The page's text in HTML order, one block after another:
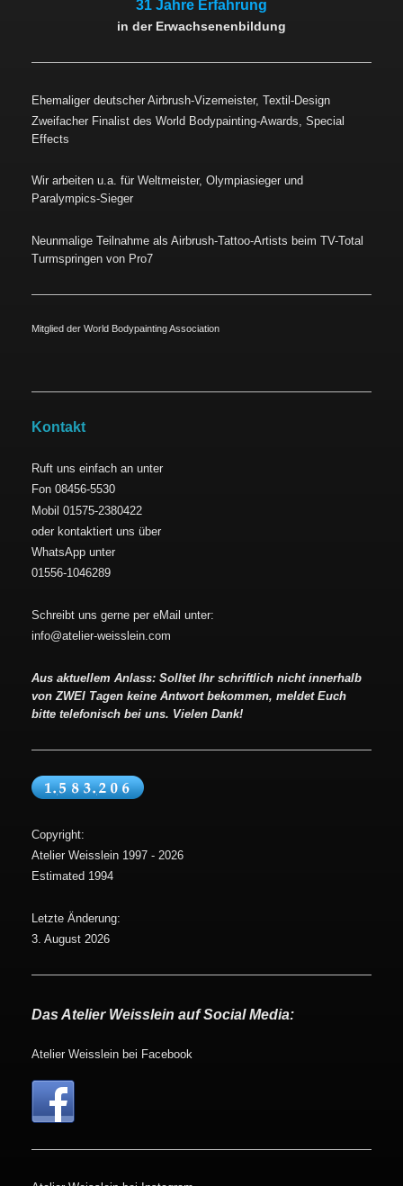
31 Jahre Erfahrung
in der Erwachsenenbildung
Ehemaliger deutscher Airbrush-Vizemeister, Textil-Design
Zweifacher Finalist des World Bodypainting-Awards, Special
Effects
Wir arbeiten u.a. für Weltmeister, Olympiasieger und
Paralympics-Sieger
Neunmalige Teilnahme als Airbrush-Tattoo-Artists beim TV-Total
Turmspringen von Pro7
Mitglied der World Bodypainting Association
Kontakt
Ruft uns einfach an unter
Fon 08456-5530
Mobil 01575-2380422
oder kontaktiert uns über
WhatsApp unter
01556-1046289
Schreibt uns gerne per eMail unter:
info@atelier-weisslein.com
Aus aktuellem Anlass: Solltet Ihr schriftlich nicht innerhalb
von ZWEI Tagen keine Antwort bekommen, meldet Euch
bitte telefonisch bei uns. Vielen Dank!
Copyright:
Atelier Weisslein 1997 - 2026
Estimated 1994
Letzte Änderung:
3. August 2026
Das Atelier Weisslein auf Social Media:
Atelier Weisslein bei Facebook